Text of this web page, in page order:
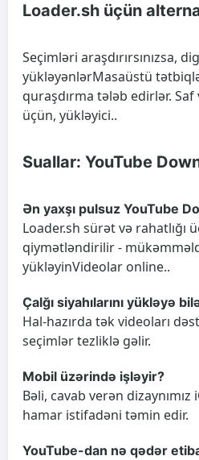
Loader.sh üçün
Seçimləri araşdırırsınızsa,
yükləyənlərMasaüstü
quraşdırma tələb edirlər. Saf
üçün, yükləyici..
Suallar: YouTube
Ən yaxşı pulsuz YouTube
Loader.sh sürət və rahatlığı
qiymətləndirilir -
yükləyinVideolar online..
Çalğı siyahılarını yükləyə
Hal-hazırda tək videoları
seçimlər tezliklə gəlir.
Mobil üzərində işləyir?
Bəli, cavab verən
hamar istifadəni təmin edir.
YouTube-dan nə qədər